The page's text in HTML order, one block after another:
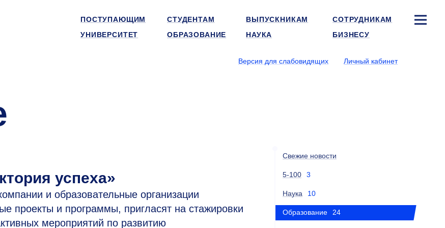
ПОСТУПАЮЩИМ СТУДЕНТАМ ВЫПУСКНИКАМ
СОТРУДНИКАМ
УНИВЕРСИТЕТ
ОБРАЗОВАНИЕ НАУКА БИЗНЕСУ
Версия для слабовидящих
Личный кабинет
успеха»
и образовательные организации
проекты и программы, пригласят на стажировки
мероприятий по развитию
Свежие новости
5-100 3
Наука 10
Образование 24